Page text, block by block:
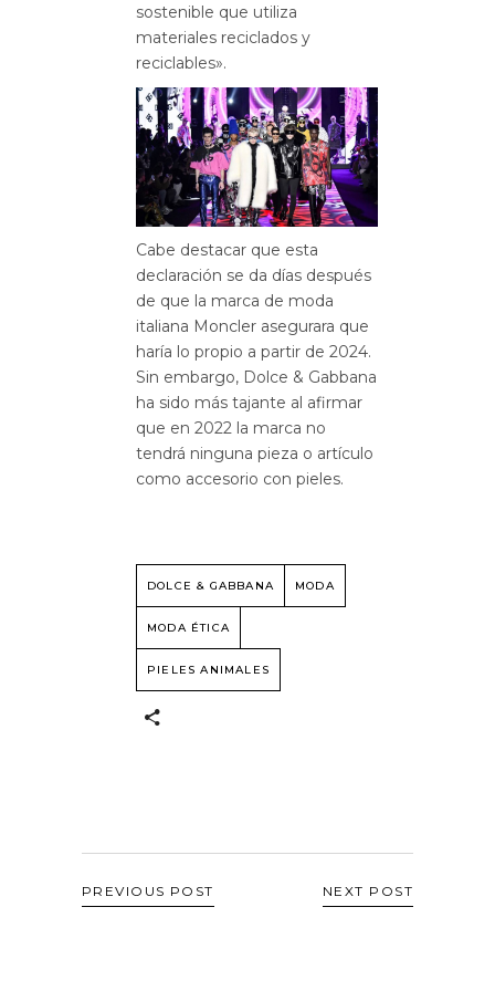
sostenible que utiliza
materiales reciclados y
reciclables».
Cabe destacar que esta
declaración se da días después
de que la marca de moda
italiana Moncler asegurara que
haría lo propio a partir de 2024.
Sin embargo, Dolce & Gabbana
ha sido más tajante al afirmar
que en 2022 la marca no
tendrá ninguna pieza o artículo
como accesorio con pieles.
DOLCE & GABBANA MODA
MODA ÉTICA
PIELES ANIMALES
PREVIOUS POST NEXT POST